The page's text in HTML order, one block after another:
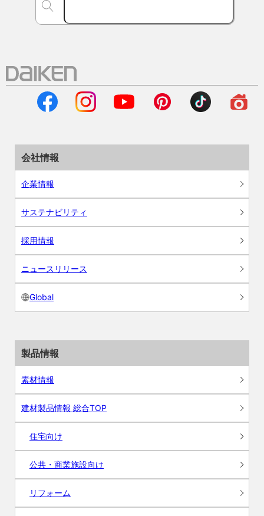
会社情報
企業情報
サステナビリティ
採用情報
ニュースリリース
Global
製品情報
素材情報
建材製品情報 総合TOP
住宅向け
公共・商業施設向け
リフォーム